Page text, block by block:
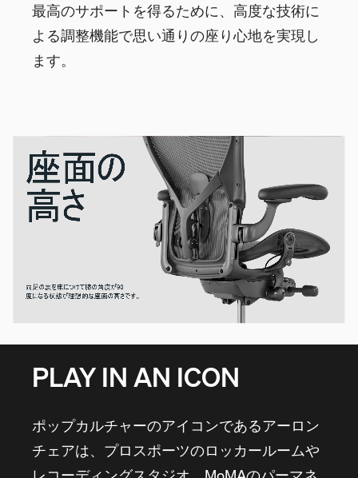
最高のサポートを得るために、高度な技術に
よる調整機能で思い通りの座り心地を実現し
ます。
PLAY IN AN ICON
ポップカルチャーのアイコンであるアーロン
チェアは、プロスポーツのロッカールームや
レコーディングスタジオ、MoMAのパーマネ